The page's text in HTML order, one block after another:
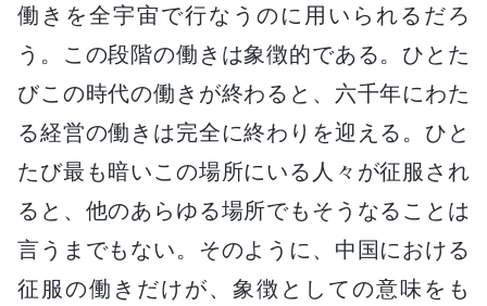
働きを全宇宙で行なうのに用いられるだろ
う。この段階の働きは象徴的である。ひとた
びこの時代の働きが終わると、六千年にわた
る経営の働きは完全に終わりを迎える。ひと
たび最も暗いこの場所にいる人々が征服され
ると、他のあらゆる場所でもそうなることは
言うまでもない。そのように、中国における
征服の働きだけが、象徴としての意味をも